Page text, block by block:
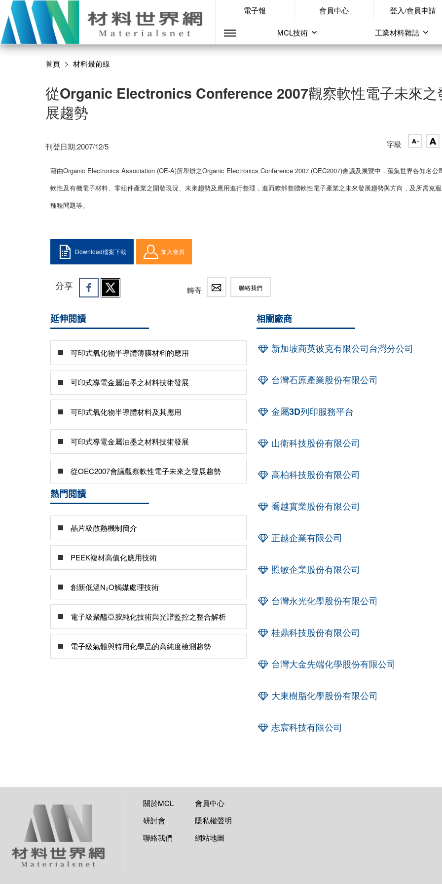
電子報 會員中心 登入/會員申請
MCL技術 工業材料雜誌
首頁 材料最前線
從Organic Electronics Conference 2007觀察軟性電子未來之
展趨勢
刊登日期:2007/12/5 字級
藉由Organic Electronics Association (OE-A)所舉辦之Organic Electronics Conference 2007 (OEC2007)會議及展覽中，蒐集世界各知名公
軟性及有機電子材料、零組件產業之開發現況、未來趨勢及應用進行整理，進而瞭解整體軟性電子產業之未來發展趨勢與方向，及所需克
種種問題等。
Download檔案下載 加入會員
分享 轉寄 聯絡我們
延伸閱讀
可印式氧化物半導體薄膜材料的應用
可印式導電金屬油墨之材料技術發展
可印式氧化物半導體材料及其應用
可印式導電金屬油墨之材料技術發展
從OEC2007會議觀察軟性電子未來之發展趨勢
熱門閱讀
晶片級散熱機制簡介
PEEK複材高值化應用技術
創新低溫N₂O觸媒處理技術
電子級聚醯亞胺純化技術與光譜監控之整合解析
電子級氣體與特用化學品的高純度檢測趨勢
相關廠商
新加坡商英彼克有限公司台灣分公司
台灣石原產業股份有限公司
金屬3D列印服務平台
山衛科技股份有限公司
高柏科技股份有限公司
喬越實業股份有限公司
正越企業有限公司
照敏企業股份有限公司
台灣永光化學股份有限公司
桂鼎科技股份有限公司
台灣大金先端化學股份有限公司
大東樹脂化學股份有限公司
志宸科技有限公司
關於MCL
會員中心
研討會
隱私權聲明
聯絡我們
網站地圖